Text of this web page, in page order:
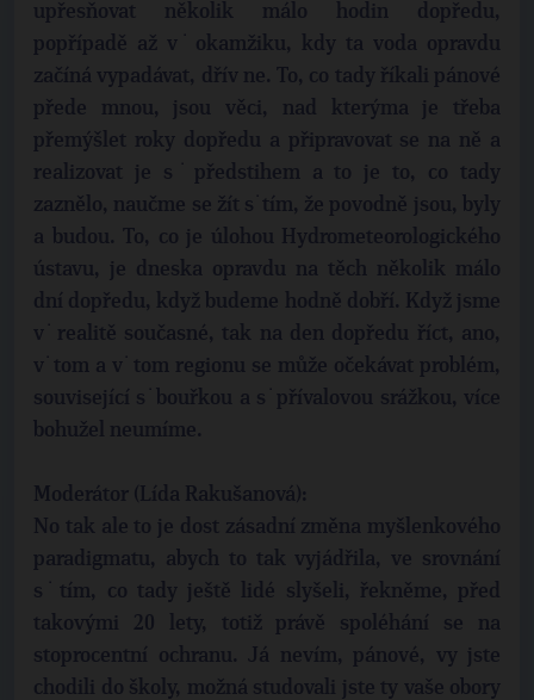
upřesňovat několik málo hodin dopředu,
popřípadě až v˙okamžiku, kdy ta voda opravdu
začíná vypadávat, dřív ne. To, co tady říkali pánové
přede mnou, jsou věci, nad kterýma je třeba
přemýšlet roky dopředu a připravovat se na ně a
realizovat je s˙předstihem a to je to, co tady
zaznělo, naučme se žít s˙tím, že povodně jsou, byly
a budou. To, co je úlohou Hydrometeorologického
ústavu, je dneska opravdu na těch několik málo
dní dopředu, když budeme hodně dobří. Když jsme
v˙realitě současné, tak na den dopředu říct, ano,
v˙tom a v˙tom regionu se může očekávat problém,
související s˙bouřkou a s˙přívalovou srážkou, více
bohužel neumíme.
Moderátor (Lída Rakušanová):
No tak ale to je dost zásadní změna myšlenkového
paradigmatu, abych to tak vyjádřila, ve srovnání
s˙tím, co tady ještě lidé slyšeli, řekněme, před
takovými 20 lety, totiž právě spoléhání se na
stoprocentní ochranu. Já nevím, pánové, vy jste
chodili do školy, možná studovali jste ty vaše obory